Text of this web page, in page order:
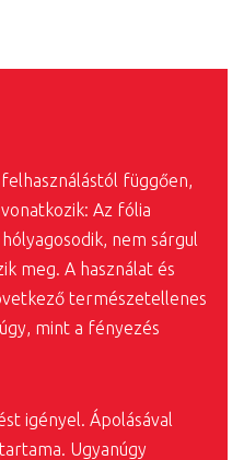
függően,
Az fólia
nem sárgul
meg. A használat és
természetellenes
mint a fényezés
igényel. Ápolásával
Ugyanúgy